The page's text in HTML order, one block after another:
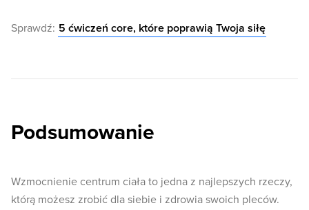
Sprawdź: 5 ćwiczeń core, które poprawią Twoja siłę
Podsumowanie
Wzmocnienie centrum ciała to jedna z najlepszych rzeczy,
którą możesz zrobić dla siebie i zdrowia swoich pleców.